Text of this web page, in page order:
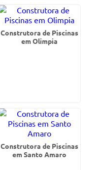
Construtora de Piscinas
em Olimpia
Construtora de Piscinas
em Santo Amaro